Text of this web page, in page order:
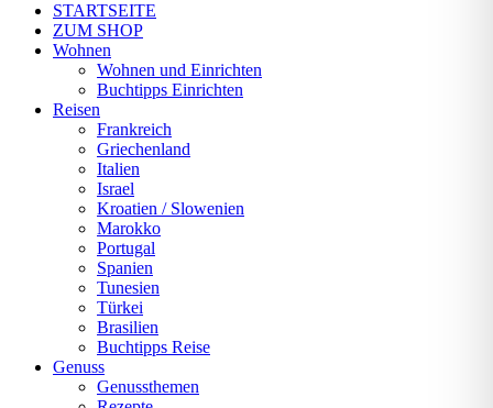
STARTSEITE
ZUM SHOP
Wohnen
Wohnen und Einrichten
Buchtipps Einrichten
Reisen
Frankreich
Griechenland
Italien
Israel
Kroatien / Slowenien
Marokko
Portugal
Spanien
Tunesien
Türkei
Brasilien
Buchtipps Reise
Genuss
Genussthemen